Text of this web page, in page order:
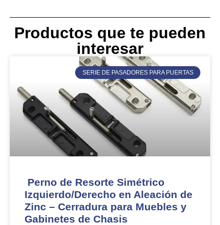
Productos que te pueden
interesar
SERIE DE PASADORES PARA PUERTAS
Perno de Resorte Simétrico
Izquierdo/Derecho en Aleación de
Zinc – Cerradura para Muebles y
Gabinetes de Chasis